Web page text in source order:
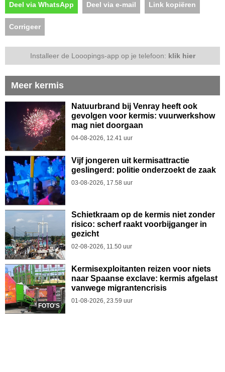
Deel via WhatsApp Deel via e-mail Link kopiëren
Corrigeer
Installeer de Looopings-app op je telefoon: klik hier
Meer kermis
Natuurbrand bij Venray heeft ook
gevolgen voor kermis: vuurwerkshow
mag niet doorgaan
04-08-2026, 12.41 uur
Vijf jongeren uit kermisattractie
geslingerd: politie onderzoekt de zaak
03-08-2026, 17.58 uur
Schietkraam op de kermis niet zonder
risico: scherf raakt voorbijganger in
gezicht
02-08-2026, 11.50 uur
FOTO'S
Kermisexploitanten reizen voor niets
naar Spaanse exclave: kermis afgelast
vanwege migrantencrisis
01-08-2026, 23.59 uur